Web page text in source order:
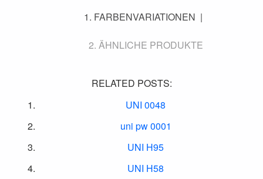
FARBENVARIATIONEN
ÄHNLICHE PRODUKTE
RELATED POSTS:
UNI 0048
uni pw 0001
UNI H95
UNI H58